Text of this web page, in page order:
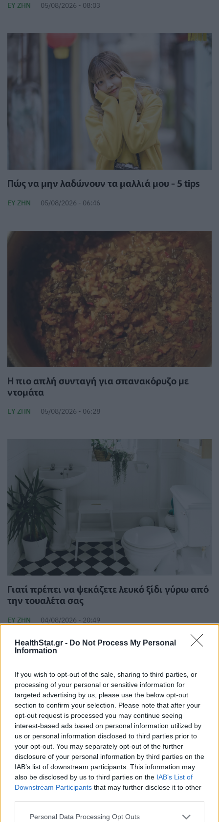
HealthStat.gr - Do Not Process My Personal
Information
If you wish to opt-out of the sale, sharing to third parties, or
processing of your personal or sensitive information for
targeted advertising by us, please use the below opt-out
section to confirm your selection. Please note that after your
opt-out request is processed you may continue seeing
interest-based ads based on personal information utilized by
us or personal information disclosed to third parties prior to
your opt-out. You may separately opt-out of the further
disclosure of your personal information by third parties on the
IAB’s list of downstream participants. This information may
also be disclosed by us to third parties on the IAB’s List of
Downstream Participants that may further disclose it to other
Personal Data Processing Opt Outs
ΕΥ ΖΗΝ 05/08/2026 - 08:03
Πώς να μην λαδώνουν τα μαλλιά μου - 5 tips
ΕΥ ΖΗΝ 05/08/2026 - 06:46
Η πιο απλή συνταγή για σπανακόρυζο με
ντομάτα
ΕΥ ΖΗΝ 05/08/2026 - 06:28
Γιατί πρέπει να ψεκάζετε λευκό ξίδι γύρω από
την τουαλέτα σας
ΕΥ ΖΗΝ 04/08/2026 - 20:49
Ηλιακή ακτινοβολία και βλάβες στην
όραση - Οδηγίες προφύλαξης
ΕΥ ΖΗΝ 04/08/2026 - 19:33